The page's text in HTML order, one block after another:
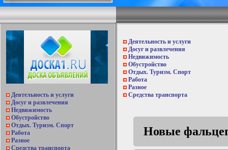
Деятельность и услуги
Досуг и развлечения
Недвижимость
Обустройство
Отдых. Туризм. Спорт
Работа
Разное
Средства транспорта
Деятельность и услуги
Досуг и развлечения
Недвижимость
Обустройство
Отдых. Туризм. Спорт
Работа
Разное
Средства транспорта
Новые